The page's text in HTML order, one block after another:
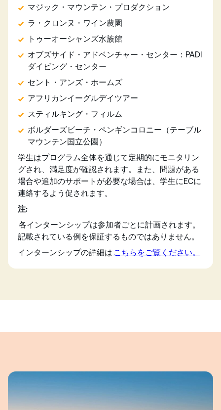
マジック・マウンテン・プロダクション
ラ・クロンヌ・ワイン農園
トゥーオーシャンズ水族館
オブズサイド・アドベンチャー・センター：PADI
ダイビング・センター
セント・アンズ・ホームズ
アフリカンイーグルデイツアー
スティルキング・フィルム
ボルダーズビーチ・ペンギンコロニー（テーブル
マウンテン国立公園）
学生はプログラム全体を通じて定期的にモニタリン
グされ、満足度が確認されます。また、問題がある
場合や追加のサポートが必要な場合は、学生にECに
連絡するよう促されます。
注:
各インターンシップは参加者ごとに計画されます。
記載されている例を保証するものではありません。
インターンシップの詳細は こちらをご覧ください。